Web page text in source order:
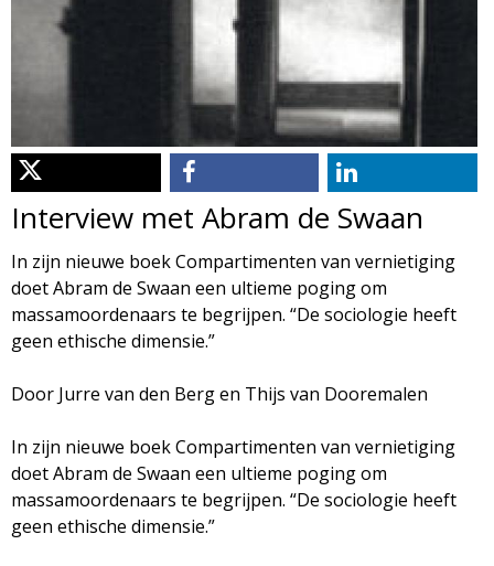
o
l
o
g
i
e
M
a
g
n
u
Interview met Abram de Swaan
In zijn nieuwe boek Compartimenten van vernietiging
doet Abram de Swaan een ultieme poging om
massamoordenaars te begrijpen. “De sociologie heeft
geen ethische dimensie.”
Door Jurre van den Berg en Thijs van Dooremalen
In zijn nieuwe boek Compartimenten van vernietiging
doet Abram de Swaan een ultieme poging om
massamoordenaars te begrijpen. “De sociologie heeft
geen ethische dimensie.”